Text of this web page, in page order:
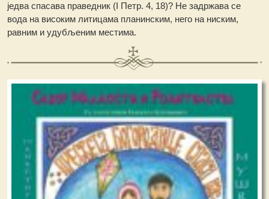
једва спасава праведник (I Петр. 4, 18)? Не задржава се
вода на високим литицама планинским, него на ниским,
равним и удубљеним местима.